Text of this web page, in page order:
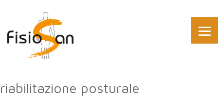
riabilitazione posturale